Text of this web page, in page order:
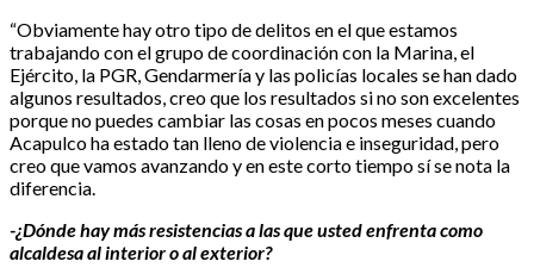
“Obviamente hay otro tipo de delitos en el que estamos
trabajando con el grupo de coordinación con la Marina, el
Ejército, la PGR, Gendarmería y las policías locales se han dado
algunos resultados, creo que los resultados si no son excelentes
porque no puedes cambiar las cosas en pocos meses cuando
Acapulco ha estado tan lleno de violencia e inseguridad, pero
creo que vamos avanzando y en este corto tiempo sí se nota la
diferencia.
-¿Dónde hay más resistencias a las que usted enfrenta como
alcaldesa al interior o al exterior?